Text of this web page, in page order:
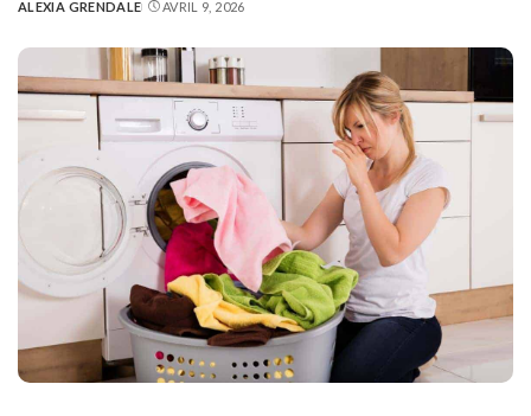
POSTED
ALEXIA GRENDALE AVRIL 9, 2026